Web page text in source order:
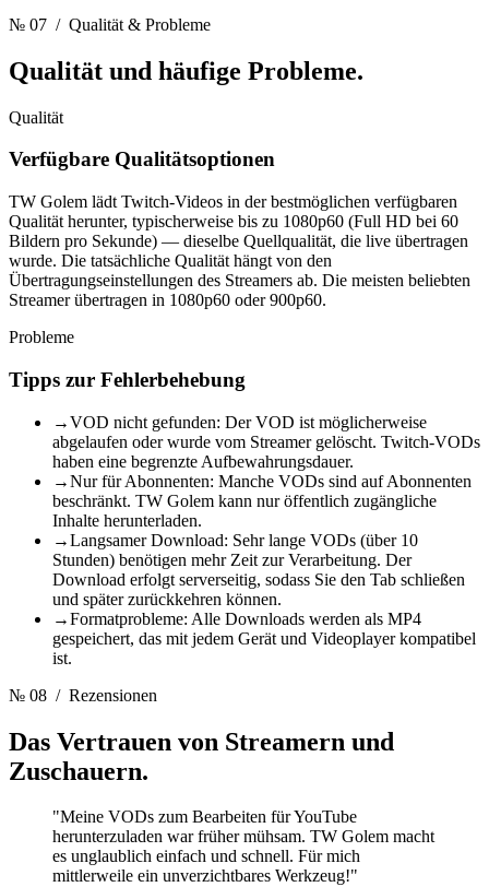
№ 07 / Qualität & Probleme
Qualität und häufige Probleme.
Qualität
Verfügbare Qualitätsoptionen
TW Golem lädt Twitch-Videos in der bestmöglichen verfügbaren
Qualität herunter, typischerweise bis zu 1080p60 (Full HD bei 60
Bildern pro Sekunde) — dieselbe Quellqualität, die live übertragen
wurde. Die tatsächliche Qualität hängt von den
Übertragungseinstellungen des Streamers ab. Die meisten beliebten
Streamer übertragen in 1080p60 oder 900p60.
Probleme
Tipps zur Fehlerbehebung
→VOD nicht gefunden: Der VOD ist möglicherweise
abgelaufen oder wurde vom Streamer gelöscht. Twitch-VODs
haben eine begrenzte Aufbewahrungsdauer.
→Nur für Abonnenten: Manche VODs sind auf Abonnenten
beschränkt. TW Golem kann nur öffentlich zugängliche
Inhalte herunterladen.
→Langsamer Download: Sehr lange VODs (über 10
Stunden) benötigen mehr Zeit zur Verarbeitung. Der
Download erfolgt serverseitig, sodass Sie den Tab schließen
und später zurückkehren können.
→Formatprobleme: Alle Downloads werden als MP4
gespeichert, das mit jedem Gerät und Videoplayer kompatibel
ist.
№ 08 / Rezensionen
Das Vertrauen von Streamern und
Zuschauern.
"Meine VODs zum Bearbeiten für YouTube
herunterzuladen war früher mühsam. TW Golem macht
es unglaublich einfach und schnell. Für mich
mittlerweile ein unverzichtbares Werkzeug!"